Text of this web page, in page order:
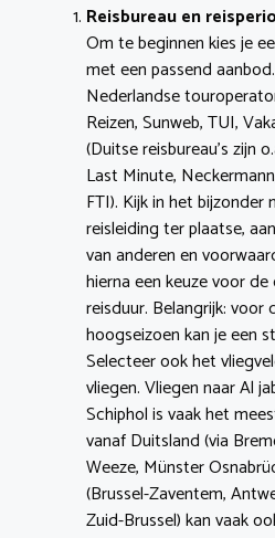
Reisbureau en
Om te beginnen kies je
met een passend
Nederlandse
Reizen, Sunweb, TUI,
(Duitse reisbureau’s zijn
Last Minute,
FTI). Kijk in het bijzonder
reisleiding ter plaatse,
van anderen en
hierna een keuze voor
reisduur. Belangrijk: voor
hoogseizoen kan je een
Selecteer ook het
vliegen. Vliegen naar Al
Schiphol is vaak het
vanaf Duitsland (via
Weeze, Münster
(Brussel-Zaventem,
Zuid-Brussel) kan vaak